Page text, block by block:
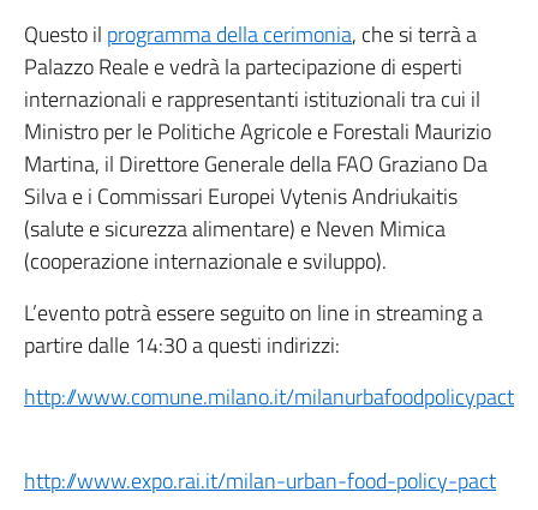
Questo il programma della cerimonia, che si terrà a
Palazzo Reale e vedrà la partecipazione di esperti
internazionali e rappresentanti istituzionali tra cui il
Ministro per le Politiche Agricole e Forestali Maurizio
Martina, il Direttore Generale della FAO Graziano Da
Silva e i Commissari Europei Vytenis Andriukaitis
(salute e sicurezza alimentare) e Neven Mimica
(cooperazione internazionale e sviluppo).
L’evento potrà essere seguito on line in streaming a
partire dalle 14:30 a questi indirizzi:
http://www.comune.milano.it/milanurbafoodpolicypact
http://www.expo.rai.it/milan-urban-food-policy-pact